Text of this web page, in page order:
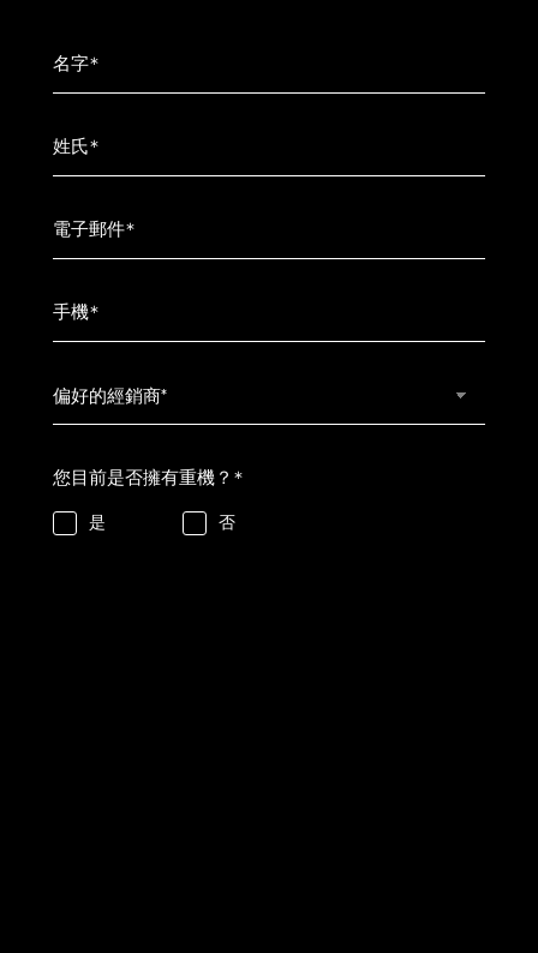
名字*
姓氏*
電子郵件*
手機*
您目前是否擁有重機？ *
是 否